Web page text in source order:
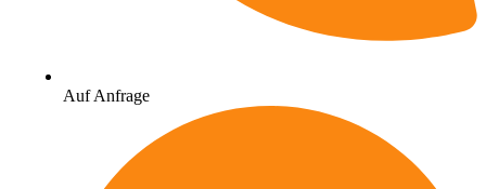
Auf Anfrage